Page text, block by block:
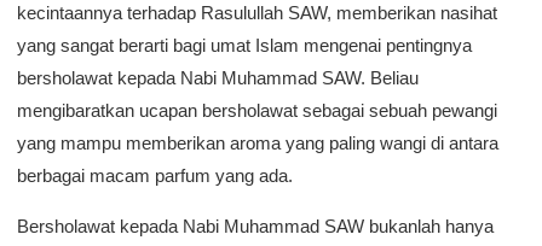
kecintaannya terhadap Rasulullah SAW, memberikan nasihat
yang sangat berarti bagi umat Islam mengenai pentingnya
bersholawat kepada Nabi Muhammad SAW. Beliau
mengibaratkan ucapan bersholawat sebagai sebuah pewangi
yang mampu memberikan aroma yang paling wangi di antara
berbagai macam parfum yang ada.
Bersholawat kepada Nabi Muhammad SAW bukanlah hanya